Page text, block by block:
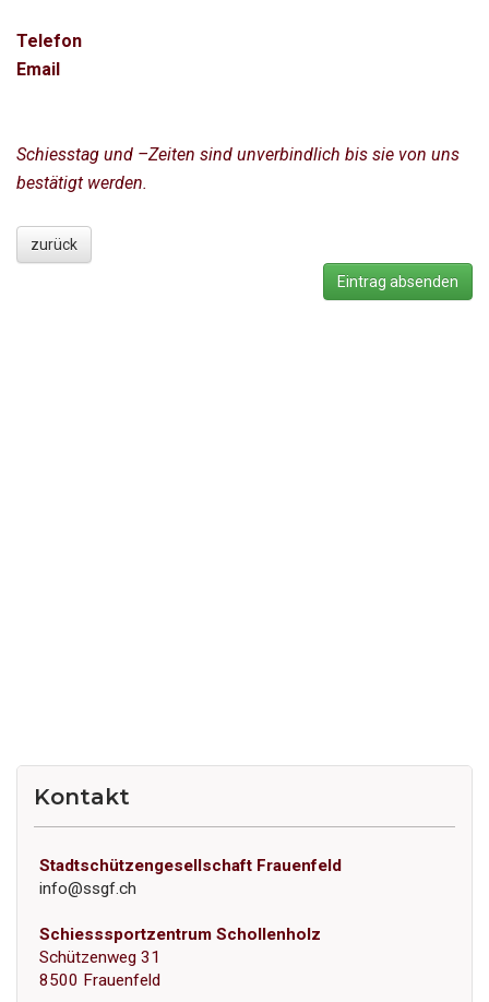
Telefon
Email
Schiesstag und –Zeiten sind unverbindlich bis sie von uns
bestätigt werden.
zurück
Eintrag absenden
Kontakt
Stadtschützengesellschaft Frauenfeld
info@ssgf.ch
Schiesssportzentrum Schollenholz
Schützenweg 31
8500 Frauenfeld